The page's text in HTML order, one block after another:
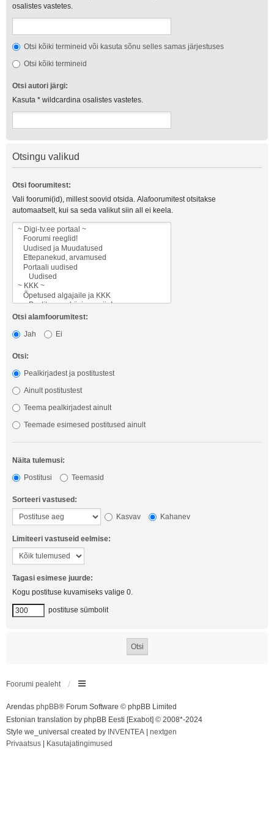
osalistes vastetes.
Otsi kõiki termineid või kasuta sõnu selles samas järjestuses
Otsi kõiki termineid
Otsi autori järgi:
Kasuta * wildcardina osalistes vastetes.
Otsingu valikud
Otsi foorumitest:
Vali foorumi(id), millest soovid otsida. Alafoorumitest otsitakse
automaatselt, kui sa seda valikut siin all ei keela.
Otsi alamfoorumitest:
Jah
Ei
Otsi:
Pealkirjadest ja postitustest
Ainult postitustest
Teema pealkirjadest ainult
Teemade esimesed postitused ainult
Näita tulemusi:
Postitusi
Teemasid
Sorteeri vastused:
Kasvav
Kahanev
Limiteeri vastuseid eelmise:
Tagasi esimese juurde:
Kogu postituse kuvamiseks valige 0.
postituse sümbolit
Foorumi pealeht
Arendas phpBB® Forum Software © phpBB Limited
Estonian translation by phpBB Eesti [Exabot] © 2008*-2024
Style we_universal created by INVENTEA
nextgen
Privaatsus
Kasutajatingimused